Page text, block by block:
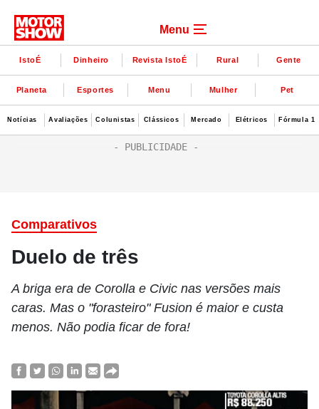
Menu
IstoÉ Dinheiro Revista IstoÉ Rural Gente
Planeta Esportes Menu Mulher Pet
Notícias Avaliações Colunistas Clássicos Mercado Elétricos Fórmula 1
Comparativos
Duelo de três
A briga era de Corolla e Civic nas versões mais
caras. Mas o "forasteiro" Fusion é maior e custa
menos. Não podia ficar de fora!